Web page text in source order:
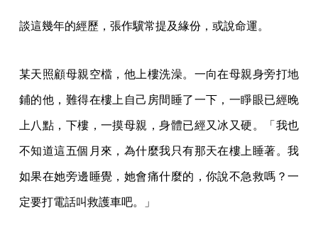
談這幾年的經歷，張作驥常提及緣份，或說命運。
某天照顧母親空檔，他上樓洗澡。一向在母親身旁打地
鋪的他，難得在樓上自己房間睡了一下，一睜眼已經晚
上八點，下樓，一摸母親，身體已經又冰又硬。「我也
不知道這五個月來，為什麼我只有那天在樓上睡著。我
如果在她旁邊睡覺，她會痛什麼的，你說不急救嗎？一
定要打電話叫救護車吧。」